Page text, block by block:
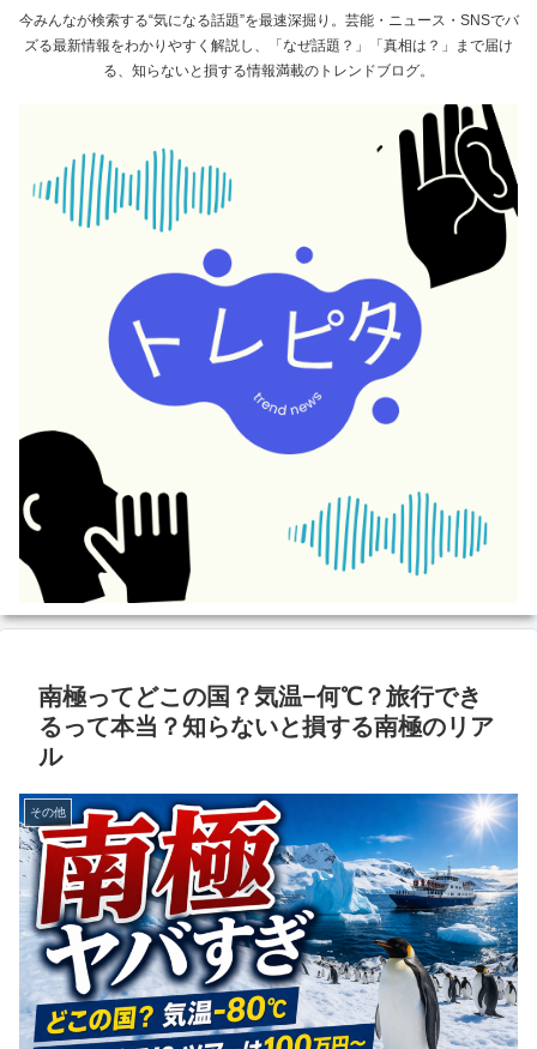
今みんなが検索する“気になる話題”を最速深掘り。芸能・ニュース・SNSでバ
ズる最新情報をわかりやすく解説し、「なぜ話題？」「真相は？」まで届け
る、知らないと損する情報満載のトレンドブログ。
南極ってどこの国？気温−何℃？旅行でき
るって本当？知らないと損する南極のリア
ル
その他